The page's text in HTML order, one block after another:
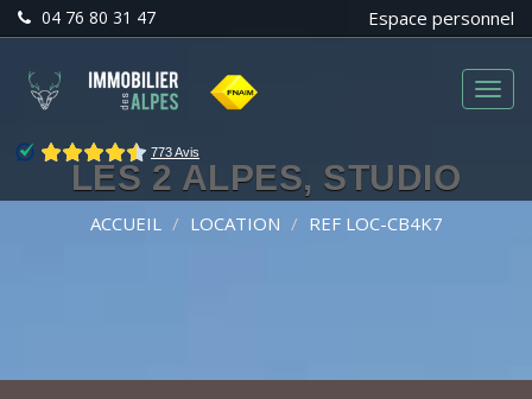
04 76 80 31 47 Espace personnel
Menu
LES 2 ALPES, STUDIO
ACCUEIL LOCATION REF LOC-CB4K7